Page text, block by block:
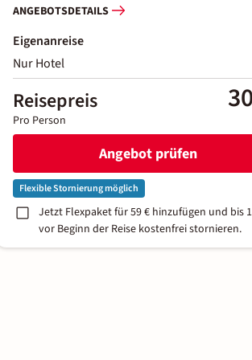
ANGEBOTSDETAILS
Eigenanreise
Nur Hotel
Reisepreis
Pro Person
Angebot prüfen
Flexible Stornierung möglich
Jetzt Flexpaket für 59 € hinzufügen und bis
vor Beginn der Reise kostenfrei stornieren.